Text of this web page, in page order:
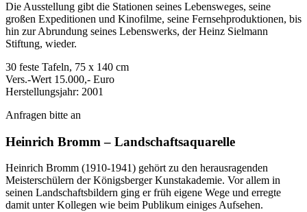
Die Ausstellung gibt die Stationen seines Lebensweges, seine
großen Expeditionen und Kinofilme, seine Fernsehproduktionen, bis
hin zur Abrundung seines Lebenswerks, der Heinz Sielmann
Stiftung, wieder.
30 feste Tafeln, 75 x 140 cm
Vers.-Wert 15.000,- Euro
Herstellungsjahr: 2001
Anfragen bitte an
Heinrich Bromm – Landschaftsaquarelle
Heinrich Bromm (1910-1941) gehört zu den herausragenden
Meisterschülern der Königsberger Kunstakademie. Vor allem in
seinen Landschaftsbildern ging er früh eigene Wege und erregte
damit unter Kollegen wie beim Publikum einiges Aufsehen.